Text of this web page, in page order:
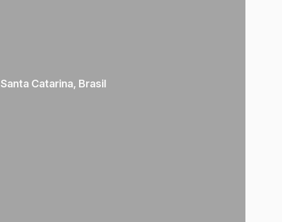
Santa Catarina, Brasil